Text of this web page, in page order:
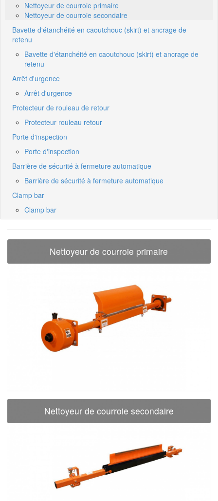
Nettoyeur de courroie primaire
Nettoyeur de courroie secondaire
Bavette d'étanchéité en caoutchouc (skirt) et ancrage de
retenu
Bavette d'étanchéité en caoutchouc (skirt) et ancrage de
retenu
Arrêt d'urgence
Arrêt d'urgence
Protecteur de rouleau de retour
Protecteur rouleau retour
Porte d'inspection
Porte d'inspection
Barrière de sécurité à fermeture automatique
Barrière de sécurité à fermeture automatique
Clamp bar
Clamp bar
Nettoyeur de courroie primaire
Nettoyeur de courroie secondaire